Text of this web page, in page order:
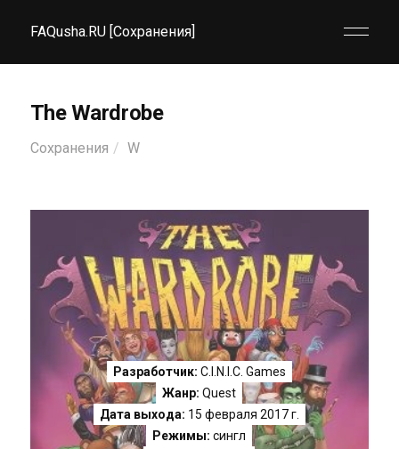
FAQusha.RU [Сохранения]
The Wardrobe
Сохранения W
Разработчик: C.I.N.I.C. Games
Жанр: Quest
Дата выхода: 15 февраля 2017 г.
Режимы: сингл